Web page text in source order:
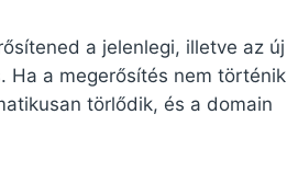
a jelenlegi, illetve az új
Ha a megerősítés nem történik
törlődik, és a domain